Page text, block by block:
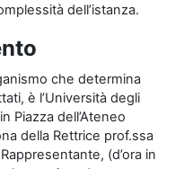
dell’istanza.
che determina
è l’Università degli
Piazza dell’Ateneo
della Rettrice prof.ssa
(d’ora in